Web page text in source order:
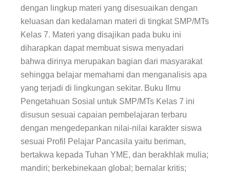
dengan lingkup materi yang disesuaikan dengan
keluasan dan kedalaman materi di tingkat SMP/MTs
Kelas 7. Materi yang disajikan pada buku ini
diharapkan dapat membuat siswa menyadari
bahwa dirinya merupakan bagian dari masyarakat
sehingga belajar memahami dan menganalisis apa
yang terjadi di lingkungan sekitar. Buku Ilmu
Pengetahuan Sosial untuk SMP/MTs Kelas 7 ini
disusun sesuai capaian pembelajaran terbaru
dengan mengedepankan nilai-nilai karakter siswa
sesuai Profil Pelajar Pancasila yaitu beriman,
bertakwa kepada Tuhan YME, dan berakhlak mulia;
mandiri; berkebinekaan global; bernalar kritis;